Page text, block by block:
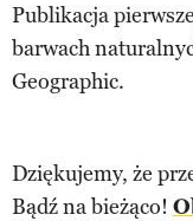
Publikacja
barwach
Geographic.
Dziękujemy, że
Bądź na bieżąco!